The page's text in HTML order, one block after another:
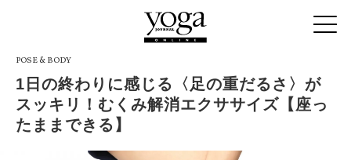
POSE & BODY
1日の終わりに感じる〈足の重だるさ〉が
スッキリ！むくみ解消エクササイズ【座っ
たままできる】